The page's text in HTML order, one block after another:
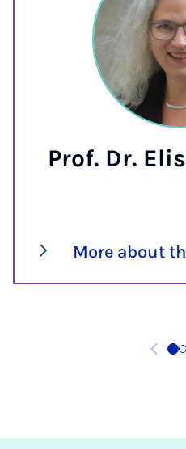
Prof. Dr.
More about